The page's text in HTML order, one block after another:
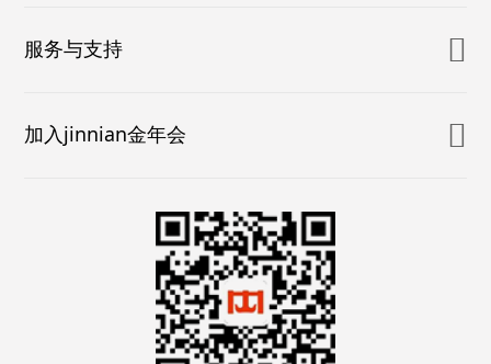
服务与支持
加入jinnian金年会